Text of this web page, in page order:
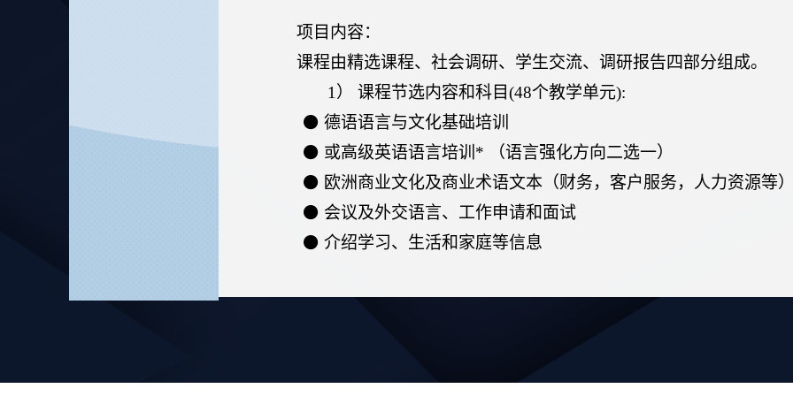
项目内容：
课程由精选课程、社会调研、学生交流、调研报告四部分组成。
1）课程节选内容和科目(48个教学单元):
⚫ 德语语言与文化基础培训
⚫ 或高级英语语言培训 * （语言强化方向二选一）
⚫ 欧洲商业文化及商业术语文本（财务，客户服务，人力资源等
⚫ 会议及外交语言、工作申请和面试
⚫ 介绍学习、生活和家庭等信息
⚫ 走进德国、跨文化研究(地理，历史，政治、饮食等)